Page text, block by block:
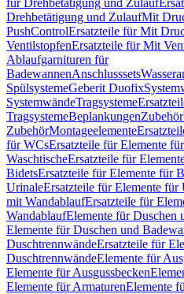
für Drehbetätigung und Zulauf
Drehbetätigung und ZulaufMit
PushControlErsatzteile für Mit
VentilstopfenErsatzteile für Mit
Ablaufgarnituren für
BadewannenAnschlusssets
SpülsystemeGeberit Duofix
SystemwändeTragsysteme
TragsystemeBeplankungenZubehör
ZubehörMontageelemente
für WCsErsatzteile für Elemente
WaschtischeErsatzteile für
BidetsErsatzteile für Elemente für
UrinaleErsatzteile für Elemente für
mit WandablaufErsatzteile für
WandablaufElemente für Duschen
Elemente für Duschen und
DuschtrennwändeErsatzteile für
DuschtrennwändeElemente für
Elemente für Ausgussbecken
Elemente für ArmaturenElemente